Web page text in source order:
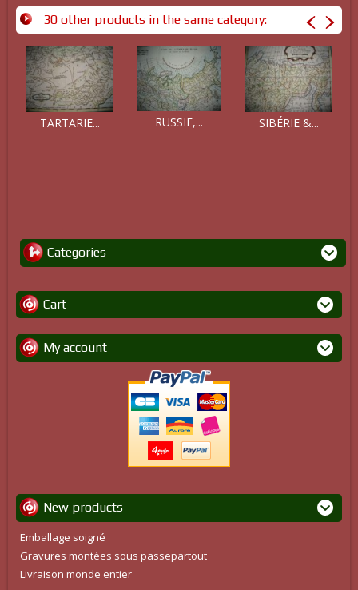
30 other products in the same category:
TARTARIE... RUSSIE,... SIBÉRIE &...
Categories
Cart
My account
New products
Emballage soigné
Gravures montées sous passepartout
Livraison monde entier